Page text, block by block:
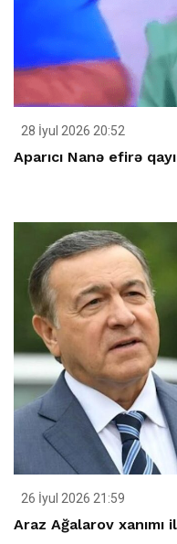
28 İyul 2026 20:52
Aparıcı Nanə efirə
26 İyul 2026 21:59
Araz Ağalarov xanımı